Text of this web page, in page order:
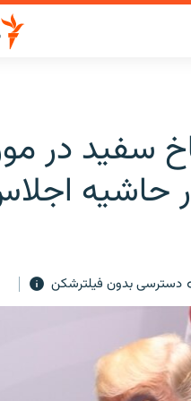
سفید در
حاشیه اجلاس
دسترسی بدون فیلترشکن